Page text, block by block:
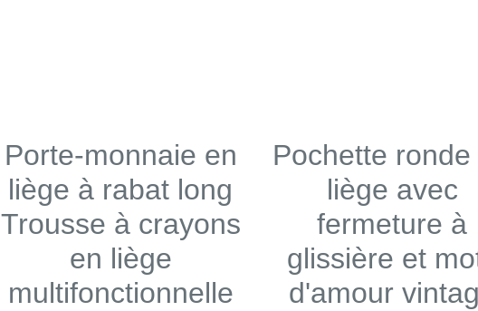
Porte-monnaie en
liège à rabat long
Trousse à crayons
en liège
multifonctionnelle
Pochette ronde
liège avec
fermeture à
glissière et
d'amour